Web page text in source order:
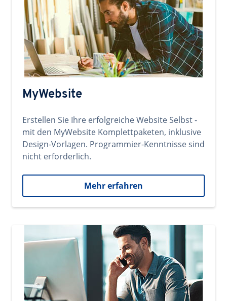
MyWebsite
Erstellen Sie Ihre erfolgreiche Website Selbst -
mit den MyWebsite Komplettpaketen, inklusive
Design-Vorlagen. Programmier-Kenntnisse sind
nicht erforderlich.
Mehr erfahren